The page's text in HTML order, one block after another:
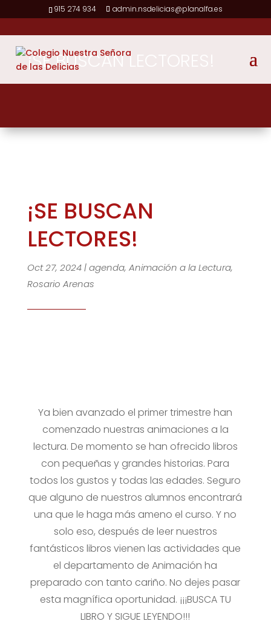
915 274 934 admin.nsdelicias@planalfa.es
¡SE BUSCAN LECTORES!
¡SE BUSCAN
LECTORES!
Oct 27, 2024|agenda, Animación a la Lectura,
Rosario Arenas
Ya bien avanzado el primer trimestre han
comenzado nuestras animaciones a la
lectura. De momento se han ofrecido libros
con pequeñas y grandes historias. Para
todos los gustos y todas las edades. Seguro
que alguno de nuestros alumnos encontrará
una que le haga más ameno el curso. Y no
solo eso, después de leer nuestros
fantásticos libros vienen las actividades que
el departamento de Animación ha
preparado con tanto cariño. No dejes pasar
esta magnífica oportunidad. ¡¡¡BUSCA TU
LIBRO Y SIGUE LEYENDO!!!